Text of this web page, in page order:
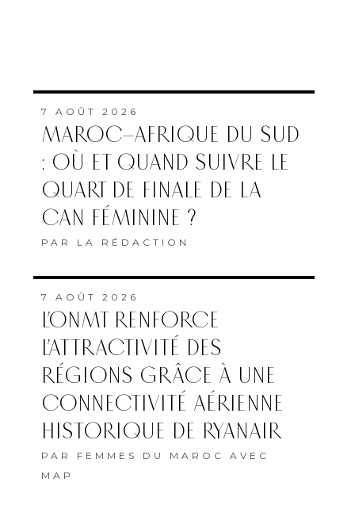
7 AOÛT 2026
MAROC–AFRIQUE DU SUD
: OÙ ET QUAND SUIVRE LE
QUART DE FINALE DE LA
CAN FÉMININE ?
PAR LA RÉDACTION
7 AOÛT 2026
L’ONMT RENFORCE
L’ATTRACTIVITÉ DES
RÉGIONS GRÂCE À UNE
CONNECTIVITÉ AÉRIENNE
HISTORIQUE DE RYANAIR
PAR FEMMES DU MAROC AVEC
MAP